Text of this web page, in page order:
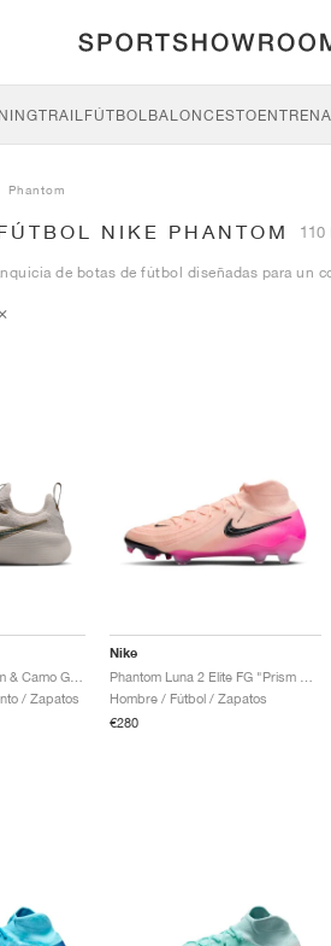
TRAILFÚTBOLBALONCESTO
Phantom
NIKE PHANTOM 110
de botas de fútbol diseñadas para un
/ Zapatos
Nike
Hombre / Fútbol / Zapatos
€280